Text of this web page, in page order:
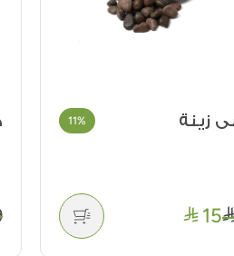
زينة 11%
15